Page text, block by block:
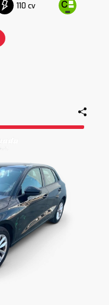
110 cv